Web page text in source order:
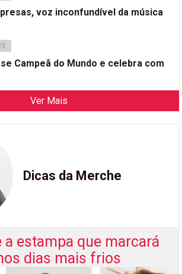
voz inconfundível da música
Campeã do Mundo e celebra com
Ver Mais
Dicas da Merche
a estampa que marcará
dias mais frios